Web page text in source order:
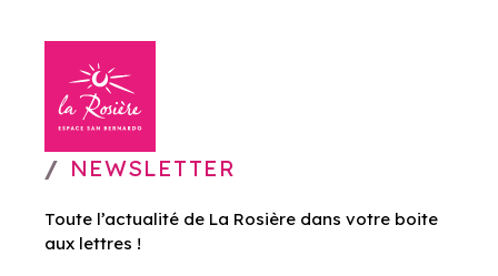
NEWSLETTER
Toute l’actualité de La Rosière dans votre boite
aux lettres !